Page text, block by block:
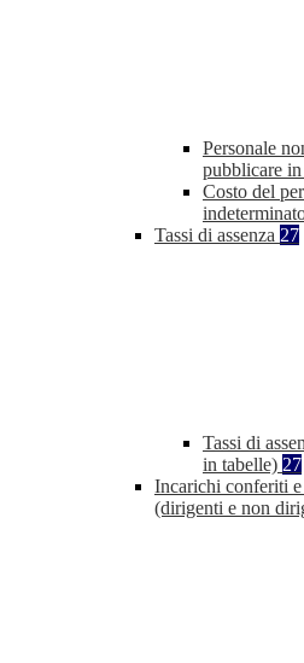
Personale
pubblicare
Costo del
Tassi di assenza 27
Tassi di
in tabelle) 27
Incarichi conferiti
(dirigenti e non